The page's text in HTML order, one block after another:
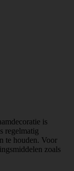
is
regelmatig
te houden. Voor
zoals